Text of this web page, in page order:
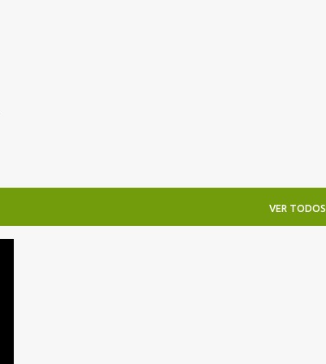
VER TODOS